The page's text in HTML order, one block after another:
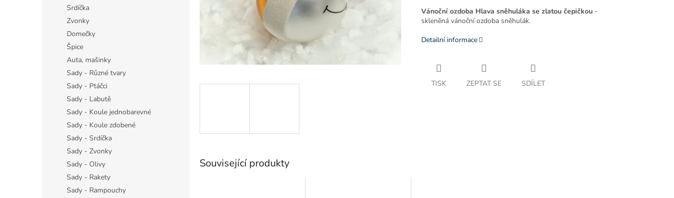
Srdíčka
Zvonky
Domečky
Špice
Auta, mašinky
Sady - Různé tvary
Sady - Ptáčci
Sady - Labutě
Sady - Koule jednobarevné
Sady - Koule zdobené
Sady - Srdíčka
Sady - Zvonky
Sady - Olivy
Sady - Rakety
Sady - Rampouchy
Vánoční ozdoba Hlava sněhuláka se zlatou čepičkou -
skleněná vánoční ozdoba sněhulák.
Detailní informace
TISK ZEPTAT SE SDÍLET
Související produkty